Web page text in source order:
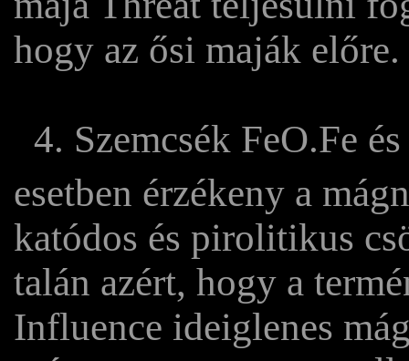
hogy az ősi maják előre.
4. Szemcsék FeO.Fe
esetben érzékeny a
katódos és pirolitikus
talán azért, hogy a
Influence ideiglenes